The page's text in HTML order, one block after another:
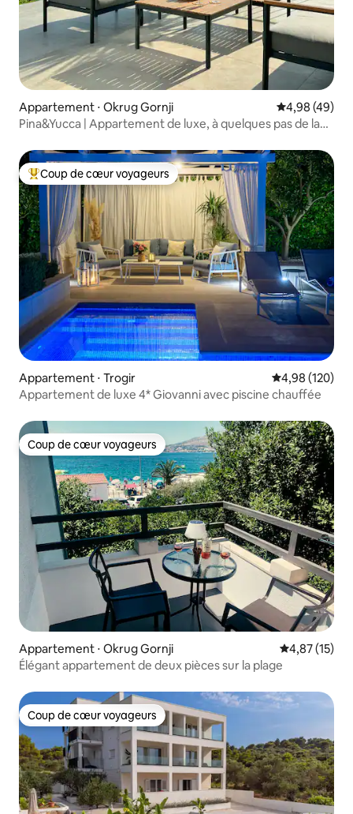
Appartement ⋅ Okrug Gornji Évaluation
4,98 (49)
Pina&Yucca | Appartement de luxe, à quelques pas de la
Coups de cœur voyageurs les plus appréciés
Coup de cœur voyageurs
Appartement ⋅ Trogir Évaluation
4,98 (120)
Appartement de luxe 4* Giovanni avec piscine chauffée
Coup de cœur voyageurs
Coup de cœur voyageurs
Appartement ⋅ Okrug Gornji Évaluation
4,87 (15)
Élégant appartement de deux pièces sur la plage
Coup de cœur voyageurs
Coup de cœur voyageurs